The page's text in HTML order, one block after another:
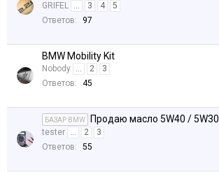
GRIFEL ... 3 4
5
Ответов:
97
BMW Mobility Kit
Nobody ... 2
3
Ответов:
45
БАЗАР BMW Продаю масло 5W40 / 5W30.
tester ... 2
3
Ответов:
55